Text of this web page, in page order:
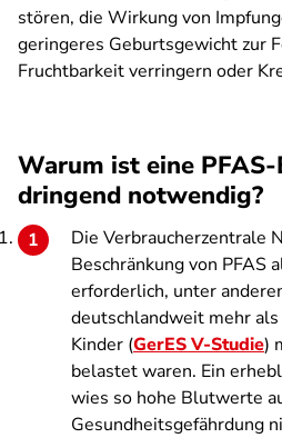
stören, die Wirkung von
geringeres Geburtsgewicht zur
Fruchtbarkeit verringern oder
Warum ist eine
dringend notwendig?
Die Verbraucherzentrale
Beschränkung von PFAS
erforderlich, unter
deutschlandweit mehr
Kinder (GerES V-Studie)
belastet waren. Ein
wies so hohe Blutwerte
Gesundheitsgefährdung